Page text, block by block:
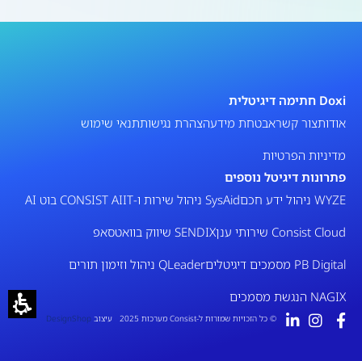
Doxi חתימה דיגיטלית
אודותצור קשראבטחת מידעהצהרת נגישותתנאי שימוש
מדיניות הפרטיות
פתרונות דיגיטל נוספים
WYZE ניהול ידע חכם
SysAid ניהול שירות ו-IT
CONSIST AI בוט AI
Consist Cloud שירותי ענן
SENDIX שיווק בוואטסאפ
PB Digital מסמכים דיגיטלים
QLeader ניהול וזימון תורים
NAGIX הנגשת מסמכים
© כל הזכויות שמורות ל-Consist מערכות 2025 עיצוב DesignShop